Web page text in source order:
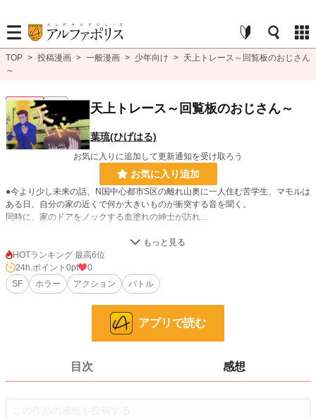
TOP > 投稿漫画 > 一般漫画 > 少年向け > 天上トレース～回覧板のおじさん
～
少年向け 完結 天上トレース～回覧板のおじさん～
葉琉(ひげはる)
お気に入りに追加して更新通知を受け取ろう
お気に入り追加
●今より少し未来の話、N国中心都市S区の離れ山奥に一人住む苦学生、マモルは
ある日、自分の家の近くで何か大きいものが衝突する音を聞く。
同時に、家のドアをノックする血塗れの紳士が訪れ…
少年向け 2,488 位 / 2,488 件
お気に入り
2024.07.22 08:59
HOTランキング 最高6位
24h.ポイント 0pt
0
SF
ホラー アクション バトル
アプリで読む
目次 感想